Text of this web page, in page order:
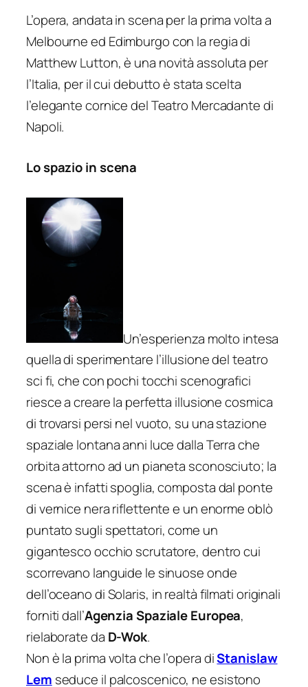
L’opera, andata in scena per la prima volta a
Melbourne ed Edimburgo con la regia di
Matthew Lutton, è una novità assoluta per
l’Italia, per il cui debutto è stata scelta
l’elegante cornice del Teatro Mercadante di
Napoli.
Lo spazio in scena
Un’esperienza molto intesa
quella di sperimentare l’illusione del teatro
sci fi, che con pochi tocchi scenografici
riesce a creare la perfetta illusione cosmica
di trovarsi persi nel vuoto, su una stazione
spaziale lontana anni luce dalla Terra che
orbita attorno ad un pianeta sconosciuto; la
scena è infatti spoglia, composta dal ponte
di vernice nera riflettente e un enorme oblò
puntato sugli spettatori, come un
gigantesco occhio scrutatore, dentro cui
scorrevano languide le sinuose onde
dell’oceano diSolaris, in realtà filmati originali
forniti dall’Agenzia Spaziale Europea,
rielaborate da D-Wok.
Non è la prima volta che l’opera diStanislaw
Lem seduce il palcoscenico, ne esistono